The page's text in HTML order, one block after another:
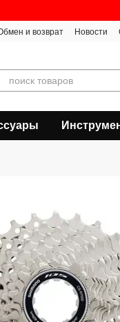
и возврат Новости